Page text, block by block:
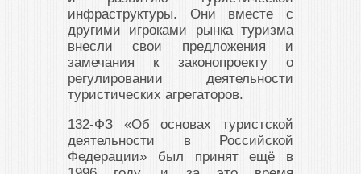
инфраструктуры. Они вместе с
другими игроками рынка туризма
внесли свои предложения и
замечания к законопроекту о
регулировании деятельности
туристических агрегаторов.
132-ФЗ «Об основах туристской
деятельности в Российской
Федерации» был принят ещё в